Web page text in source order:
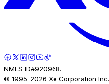
NMLS ID#920968.
© 1995-2026 Xe Corporation Inc.